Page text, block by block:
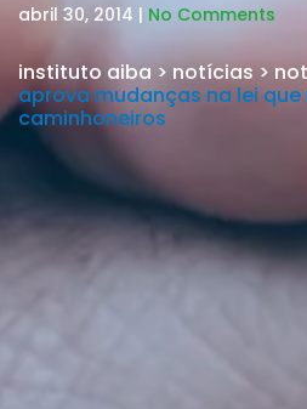
abril 30, 2014 | No Comments
instituto aiba > notícias >
aprova mudanças na lei
caminhoneiros